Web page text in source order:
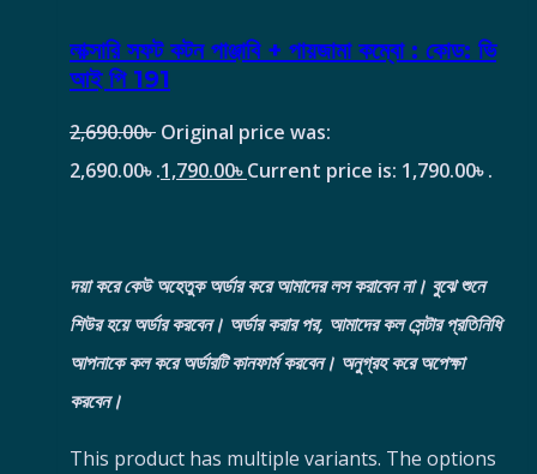
লাক্সারি সফট কটন পাঞ্জাবি + পায়জামা কম্বো : কোড: ভি
আই পি 191
2,690.00৳ Original price was:
2,690.00৳ .1,790.00৳Current price is: 1,790.00৳ .
দয়া করে কেউ অহেতুক অর্ডার করে আমাদের লস করাবেন না। বুঝে শুনে
শিউর হয়ে অর্ডার করবেন। অর্ডার করার পর, আমাদের কল সেন্টার প্রতিনিধি
আপনাকে কল করে অর্ডারটি কানফার্ম করবেন। অনুগ্রহ করে অপেক্ষা
করবেন।
This product has multiple variants. The options